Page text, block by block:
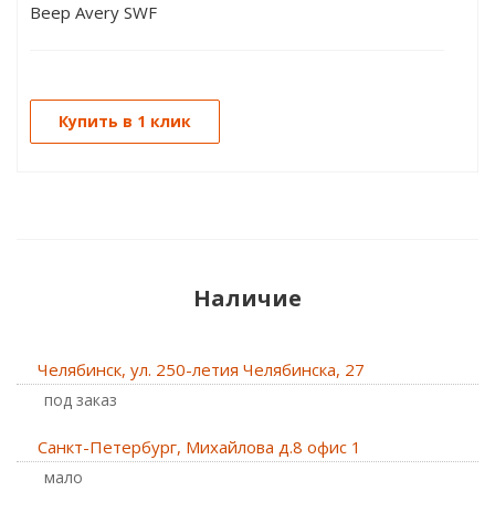
Веер Avery SWF
Купить в 1 клик
Наличие
Челябинск, ул. 250-летия Челябинска, 27
Под заказ
Санкт-Петербург, Михайлова д.8 офис 1
Мало